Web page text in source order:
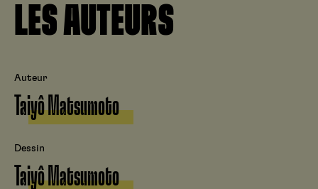
LES AUTEURS
Auteur
Taiyô Matsumoto
Dessin
Taiyô Matsumoto